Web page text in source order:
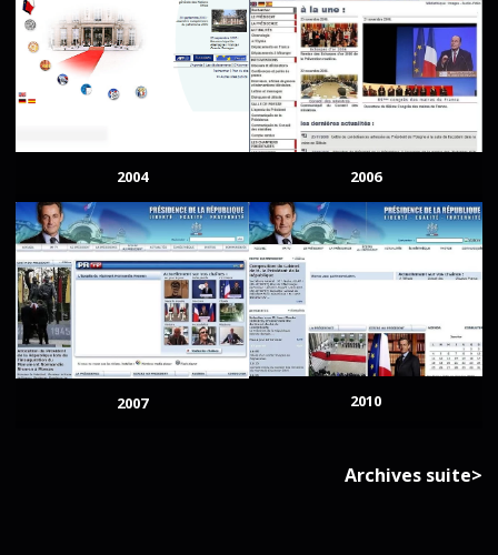
2004 2006
2007 2010
Archives suite>